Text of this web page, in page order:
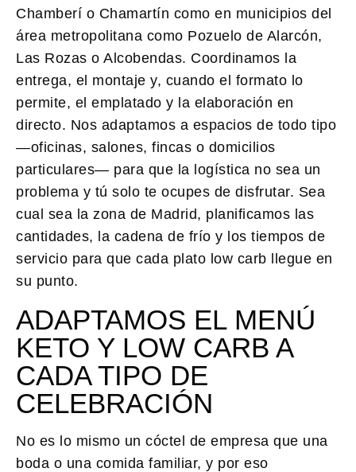
Chamberí o Chamartín como en municipios del
área metropolitana como Pozuelo de Alarcón,
Las Rozas o Alcobendas. Coordinamos la
entrega, el montaje y, cuando el formato lo
permite, el emplatado y la elaboración en
directo. Nos adaptamos a espacios de todo tipo
—oficinas, salones, fincas o domicilios
particulares— para que la logística no sea un
problema y tú solo te ocupes de disfrutar. Sea
cual sea la zona de Madrid, planificamos las
cantidades, la cadena de frío y los tiempos de
servicio para que cada plato low carb llegue en
su punto.
ADAPTAMOS EL MENÚ
KETO Y LOW CARB A
CADA TIPO DE
CELEBRACIÓN
No es lo mismo un cóctel de empresa que una
boda o una comida familiar, y por eso